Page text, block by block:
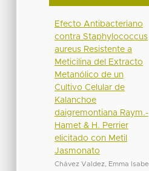
Efecto Antibacteriano
contra Staphylococcus
aureus Resistente a
Meticilina del Extracto
Metanólico de un
Cultivo Celular de
Kalanchoe
daigremontiana Raym.-
Hamet & H. Perrier
elicitado con Metil
Jasmonato
Chávez Valdez, Emma Isabel